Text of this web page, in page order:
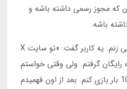
که مجوز رسمی داشته باشه و
باشه.
در ادامه یه مثال واقعی می زنم. یه کاربر گفت: «تو سایت X
رایگان گرفتم. ولی وقتی خواستم
برداشت کنم، گفتن باید 10 بار بازی کنم. بعد از اون فهمیدم